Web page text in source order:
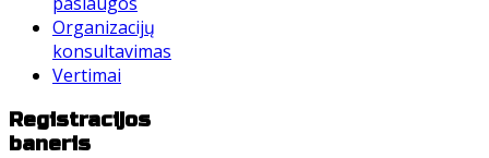
Organizacijų
konsultavimas
Vertimai
Registracijos
baneris